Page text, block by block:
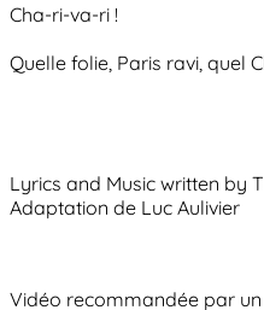
Cha-ri-va-ri !
Quelle folie, Paris ravi, quel
Lyrics and Music written by
Adaptation de Luc Aulivier
Vidéo recommandée par un